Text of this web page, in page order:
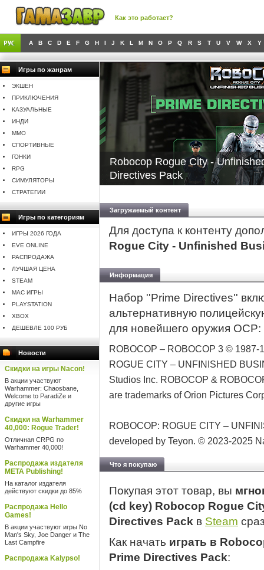
Как это работает?
A B C D E F G H I J K L M N O P Q R S T U V W X Y
Игры по жанрам
ЭКШЕН
ПРИКЛЮЧЕНИЯ
КАЗУАЛЬНЫЕ
ИНДИ
MMO
СПОРТИВНЫЕ
ГОНКИ
RPG
СИМУЛЯТОРЫ
СТРАТЕГИИ
Игры по категориям
ИГРЫ 2026 ГОДА
EVE ONLINE
РАСПРОДАЖА
ЛУЧШАЯ ЦЕНА
STEAM
MAC ИГРЫ
PLAYSTATION
XBOX
ДЕШЕВЛЕ 100 РУБ
Новости
Скидки на игры Nacon!
В акции участвуют
Warhammer: Chaosbane,
Welcome to ParadiZe и
другие игры
Скидки на Warhammer
40,000: Rogue Trader!
Отличная CRPG по
Warhammer 40,000!
Распродажа издателя
META Publishing!
На каталог издателя
действуют скидки до 85%
Распродажа Hello
Games!
В акции участвуют игры No
Man's Sky, Joe Danger и The
Last Campfire
Распродажа Kalypso!
Robocop Rogue City -
Directives Pack
Загружаемый контент
Для доступа к контенту
Rogue City - Unfinished
Информация
Набор ''Prime Directives''
альтернативную
для новейшего оружия
ROBOCOP – ROBOCOP 3 ©
ROGUE CITY – UNFINISHED
Studios Inc. ROBOCOP &
are trademarks of Orion Pictures
ROBOCOP: ROGUE CITY –
developed by Teyon. © 2023-2025
Что я покупаю
Покупая этот товар, вы
(cd key) Robocop Rogue
Directives Pack в Steam
Как начать играть в
Prime Directives Pack: